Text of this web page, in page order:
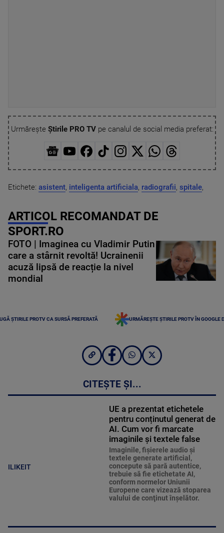
Urmărește Știrile PRO TVpe canalul de social media preferat:
Etichete: asistent, inteligenta artificiala, radiografii, spitale,
ARTICOL RECOMANDAT DE
SPORT.RO
FOTO | Imaginea cu Vladimir Putin
care a stârnit revoltă! Ucrainenii
acuză lipsă de reacție la nivel
mondial
ȘTIRILE PROTV CA SURSĂ PREFERATĂ URMĂREȘTE ȘTIRILE PROTV ÎN GOOGLE
CITEȘTE ȘI...
ILIKEIT
UE a prezentat etichetele
pentru conținutul generat de
AI. Cum vor fi marcate
imaginile și textele false
Imaginile, fişierele audio şi
textele generate artificial,
concepute să pară autentice,
trebuie să fie etichetate AI,
conform normelor Uniunii
Europene care vizează stoparea
valului de conţinut înşelător.